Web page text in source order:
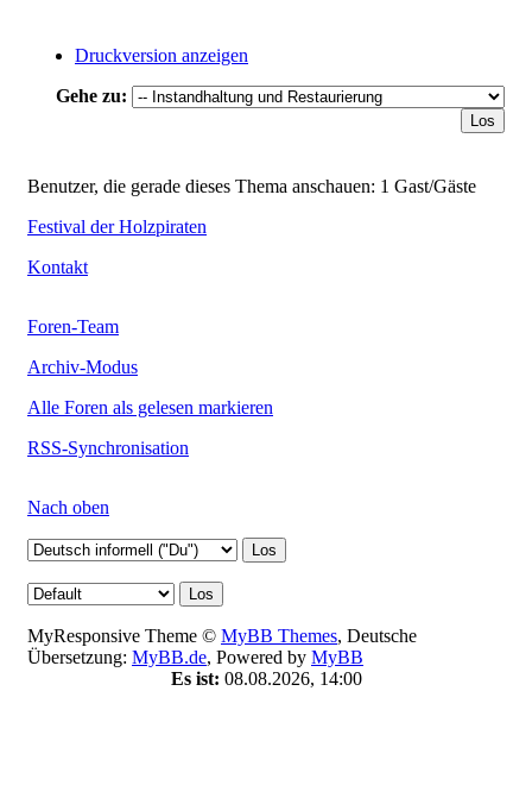
Druckversion anzeigen
Gehe zu:
Benutzer, die gerade dieses Thema anschauen: 1 Gast/Gäste
Festival der Holzpiraten
Kontakt
Foren-Team
Archiv-Modus
Alle Foren als gelesen markieren
RSS-Synchronisation
Nach oben
MyResponsive Theme © MyBB Themes, Deutsche
Übersetzung: MyBB.de, Powered by MyBB
Es ist: 08.08.2026, 14:00